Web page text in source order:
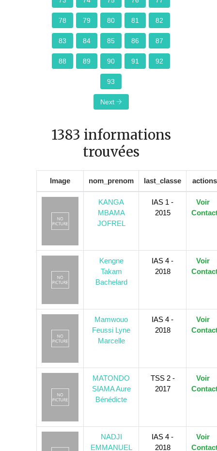
78 79 80 81 82
83 84 85 86 87
88 89 90 91 92
93
Next
1383 informations
trouvées
Image nom_prenom last_classe actions
KANGA
MBAMA
JOFREL
IAS 1 -
2015
Voir
Kengne
Takam
Bachelard
IAS 4 -
2018
Voir
Mamwouo
Feussi Lyne
Marcelle
IAS 4 -
2018
Voir
MATONDO
SIAMA Aure
Bénédicte
TSS 2 -
2017
Voir
NADJI
EMMANUEL
IAS 4 -
2018
Voir